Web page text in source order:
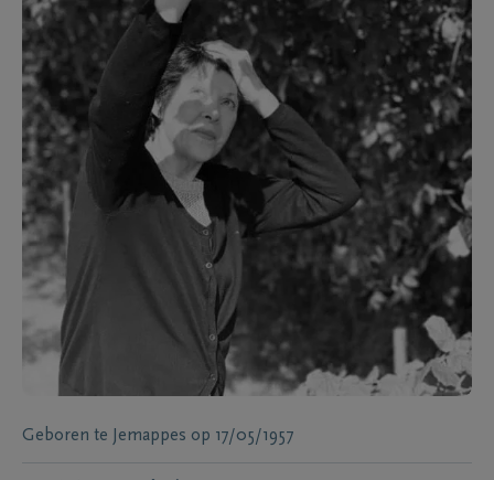
Geboren te Jemappes op 17/05/1957